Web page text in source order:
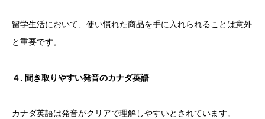
留学生活において、使い慣れた商品を手に入れられることは意外
と重要です。
４. 聞き取りやすい発音のカナダ英語
カナダ英語は発音がクリアで理解しやすいとされています。